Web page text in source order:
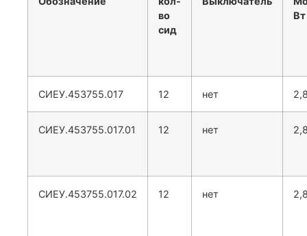
во
сид
Вт
СИЕУ.453755.017 12 нет
СИЕУ.453755.017.01 12 нет
СИЕУ.453755.017.02 12 нет